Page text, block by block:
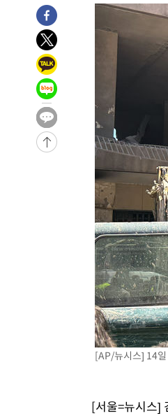
발효
-13976초 전 >
[속보]트럼프, 美 원
-11676초 전 >
[속보] 뉴욕증시,
-29340초 전 >
민주 콩고 에볼라
-28590초 전 >
[속보]'300억원대
-27784초 전 >
"미 전국적 살모네
-26297초 전 >
[속보]경찰·노동부,
-26178초 전 >
[속보]합수본, '투표
압수수색
-25933초 전 >
[속보]원·달러 환
[속보]삼성전자
[속보]코스닥,
[속보]코스피,
시리아 다마스쿠스
입추에도 극한더
이란, 호르무즈서 "
[속보]美, 폴리실
[속보]트럼프, 美 원
[속보] 뉴욕증시,
[AP/뉴시스] 14일
[서울=뉴시스]